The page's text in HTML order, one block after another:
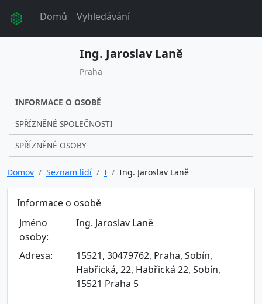
Domů Vyhledávání
Ing. Jaroslav Laně
Praha
INFORMACE O OSOBĚ
SPŘÍZNĚNÉ SPOLEČNOSTI
SPŘÍZNĚNÉ OSOBY
Domov Seznam lidí I Ing. Jaroslav Laně
Informace o osobě
Jméno
osoby:
Ing. Jaroslav Laně
Adresa:
15521, 30479762, Praha, Sobín,
Habřická, 22, Habřická 22, Sobín,
15521 Praha 5